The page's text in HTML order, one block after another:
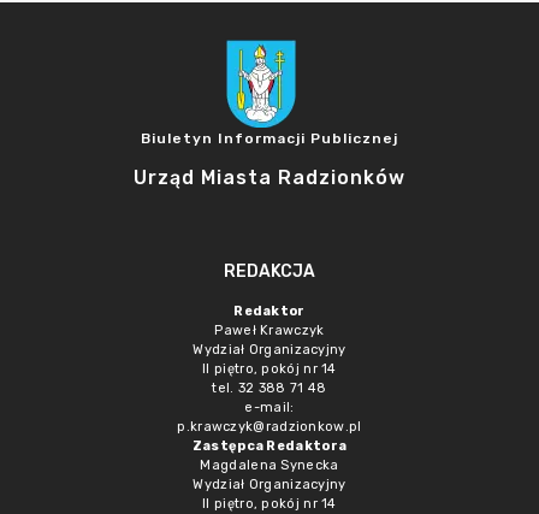
Biuletyn Informacji Publicznej
Urząd Miasta Radzionków
REDAKCJA
Redaktor
Paweł Krawczyk
Wydział Organizacyjny
II piętro, pokój nr 14
tel. 32 388 71 48
e-mail:
p.krawczyk@radzionkow.pl
Zastępca Redaktora
Magdalena Synecka
Wydział Organizacyjny
II piętro, pokój nr 14